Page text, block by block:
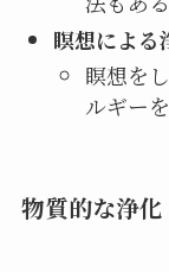
瞑想による
瞑想を
ルギー
物質的な浄化